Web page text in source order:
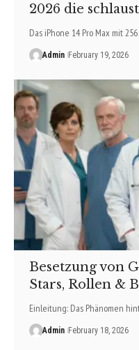
2026 die
Das iPhone 14 Pro Max mit
Admin February 19, 2026
Besetzung von
Stars, Rollen &
Einleitung: Das Phänomen
Admin February 18, 2026